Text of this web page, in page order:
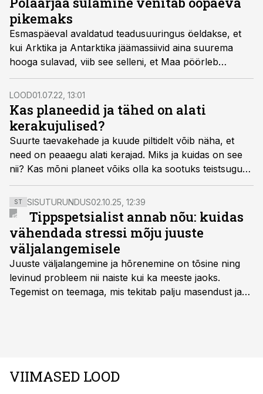
pikemaks
Esmaspäeval avaldatud teadusuuringus öeldakse, et
kui Arktika ja Antarktika jäämassiivid aina suurema
hooga sulavad, viib see selleni, et Maa pöörleb
aeglasemalt. Seetõttu muutuvad päevad pikemaks.
LOOD01.07.22, 13:01
Kas planeedid ja tähed on alati
kerakujulised?
Suurte taevakehade ja kuude piltidelt võib näha, et
need on peaaegu alati kerajad. Miks ja kuidas on see
nii? Kas mõni planeet võiks olla ka sootuks teistsuguse
kujuga?
ST SISUTURUNDUS02.10.25, 12:39
Tippspetsialist annab nõu: kuidas
vähendada stressi mõju juuste
väljalangemisele
Juuste väljalangemine ja hõrenemine on tõsine ning
levinud probleem nii naiste kui ka meeste jaoks.
Tegemist on teemaga, mis tekitab palju masendust ja
VIIMASED LOOD